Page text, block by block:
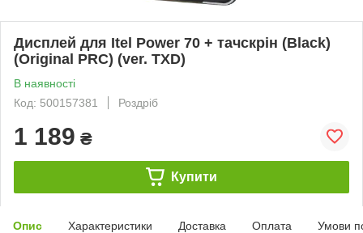
Дисплей для Itel Power 70 + тачскрін (Black)
(Original PRC) (ver. TXD)
В наявності
Код: 500157381
Роздріб
1 189 ₴
Купити
Опис Характеристики Доставка Оплата Умови